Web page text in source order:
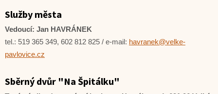
Služby města
Vedoucí: Jan HAVRÁNEK
tel.: 519 365 349, 602 812 825 / e-mail: havranek@velke-
pavlovice.cz
Sběrný dvůr "Na Špitálku"